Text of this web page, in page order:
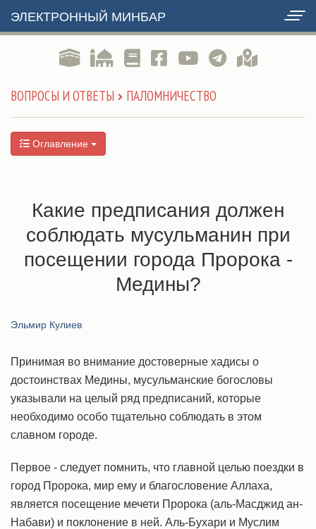
ЭЛЕКТРОННЫЙ МИНБАР
ВОПРОСЫ И ОТВЕТЫ ПАЛОМНИЧЕСТВО
Оглавление
Какие предписания должен
соблюдать мусульманин при
посещении города Пророка -
Медины?
Эльмир Кулиев
Принимая во внимание достоверные хадисы о
достоинствах Медины, мусульманские богословы
указывали на целый ряд предписаний, которые
необходимо особо тщательно соблюдать в этом
славном городе.
Первое - следует помнить, что главной целью поездки в
город Пророка, мир ему и благословение Аллаха,
является посещение мечети Пророка (аль-Масджид ан-
Набави) и поклонение в ней. Аль-Бухари и Муслим